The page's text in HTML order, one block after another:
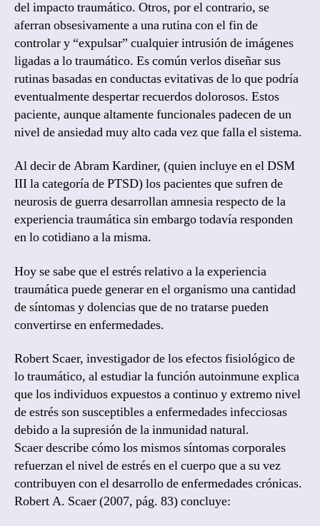
del impacto traumático. Otros, por el contrario, se
aferran obsesivamente a una rutina con el fin de
controlar y “expulsar” cualquier intrusión de imágenes
ligadas a lo traumático. Es común verlos diseñar sus
rutinas basadas en conductas evitativas de lo que podría
eventualmente despertar recuerdos dolorosos. Estos
paciente, aunque altamente funcionales padecen de un
nivel de ansiedad muy alto cada vez que falla el sistema.
Al decir de Abram Kardiner, (quien incluye en el DSM
III la categoría de PTSD) los pacientes que sufren de
neurosis de guerra desarrollan amnesia respecto de la
experiencia traumática sin embargo todavía responden
en lo cotidiano a la misma.
Hoy se sabe que el estrés relativo a la experiencia
traumática puede generar en el organismo una cantidad
de síntomas y dolencias que de no tratarse pueden
convertirse en enfermedades.
Robert Scaer, investigador de los efectos fisiológico de
lo traumático, al estudiar la función autoinmune explica
que los individuos expuestos a continuo y extremo nivel
de estrés son susceptibles a enfermedades infecciosas
debido a la supresión de la inmunidad natural.
Scaer describe cómo los mismos síntomas corporales
refuerzan el nivel de estrés en el cuerpo que a su vez
contribuyen con el desarrollo de enfermedades crónicas.
Robert A. Scaer (2007, pág. 83) concluye: